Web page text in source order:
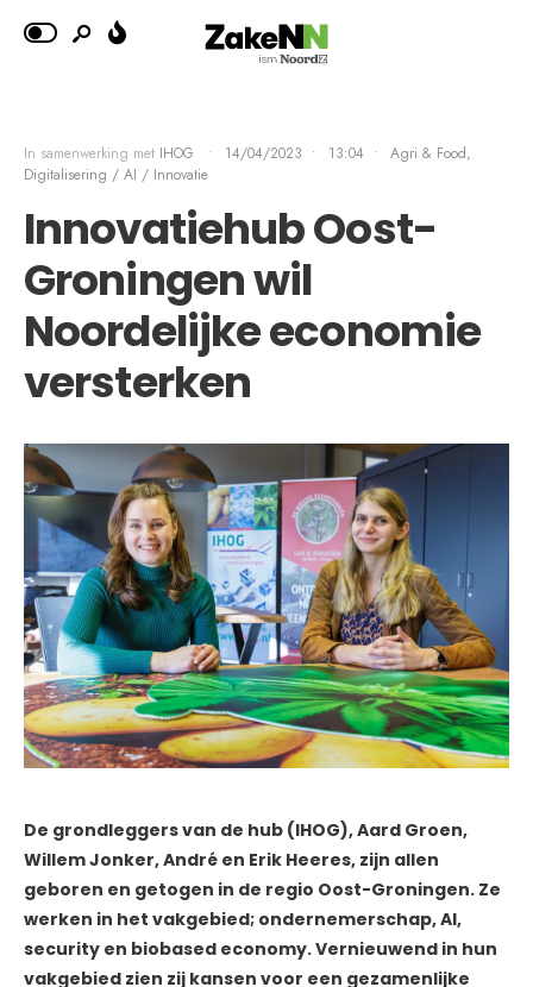
In samenwerking met IHOG • 14/04/2023 • 13:04 • Agri & Food,
Digitalisering / AI / Innovatie
Innovatiehub Oost-
Groningen wil
Noordelijke economie
versterken
De grondleggers van de hub (IHOG), Aard Groen,
Willem Jonker, André en Erik Heeres, zijn allen
geboren en getogen in de regio Oost-Groningen. Ze
werken in het vakgebied; ondernemerschap, AI,
security en biobased economy. Vernieuwend in hun
vakgebied zien zij kansen voor een gezamenlijke